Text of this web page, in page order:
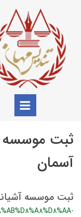
ثبت موسسه
آسمان
ثبت موسسه